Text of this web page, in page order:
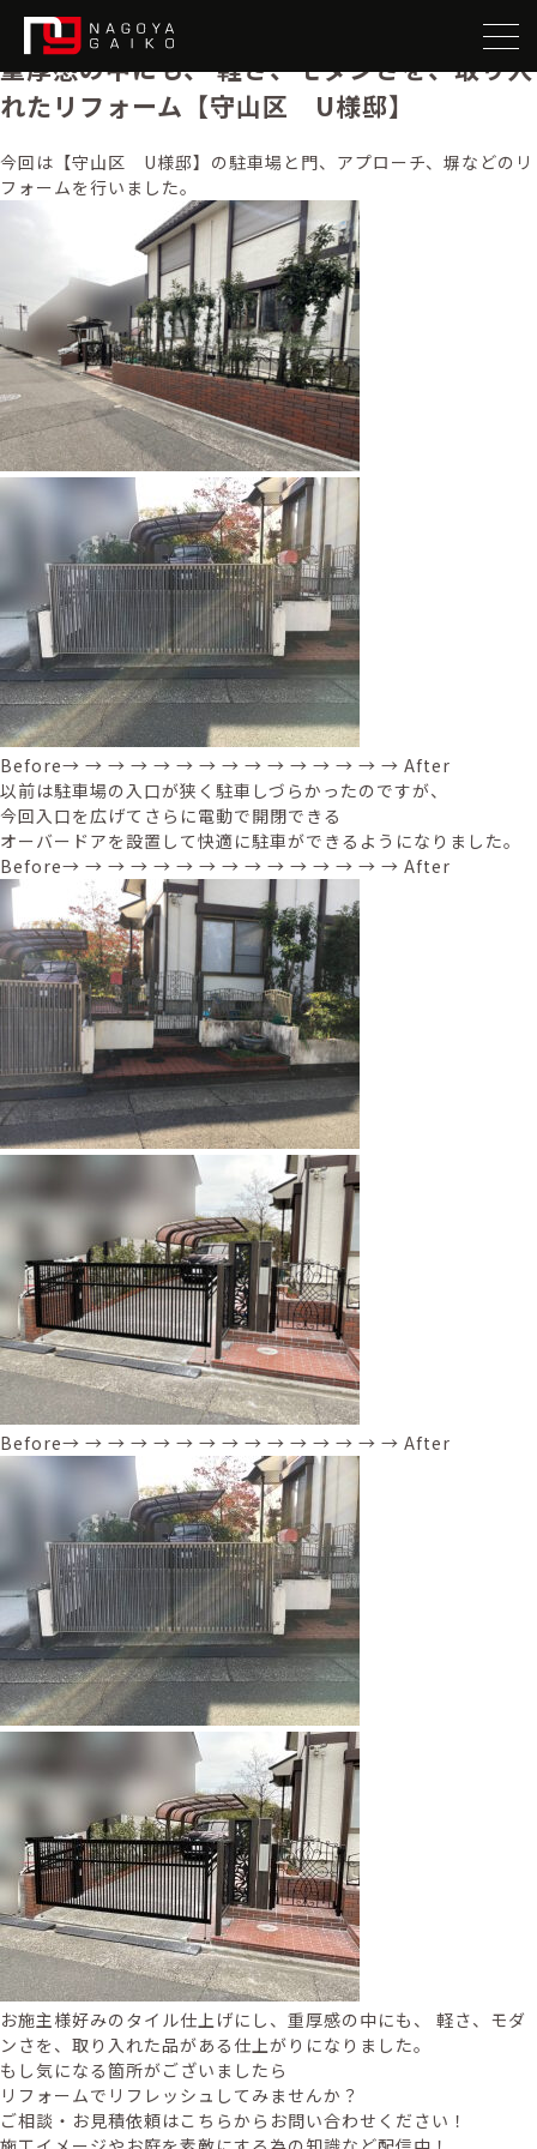
施工事例タグ:
重厚感の中にも、 軽さ、モダンさを、取り入
れたリフォーム【守山区 U様邸】
今回は【守山区 U様邸】の駐車場と門、アプローチ、塀などのリ
フォームを行いました。
Before→ → → → → → → → → → → → → → → After
以前は駐車場の入口が狭く駐車しづらかったのですが、
今回入口を広げてさらに電動で開閉できる
オーバードアを設置して快適に駐車ができるようになりました。
Before→ → → → → → → → → → → → → → → After
Before→ → → → → → → → → → → → → → → After
お施主様好みのタイル仕上げにし、重厚感の中にも、 軽さ、モダ
ンさを、取り入れた品がある仕上がりになりました。
もし気になる箇所がございましたら
リフォームでリフレッシュしてみませんか？
ご相談・お見積依頼はこちらからお問い合わせください！